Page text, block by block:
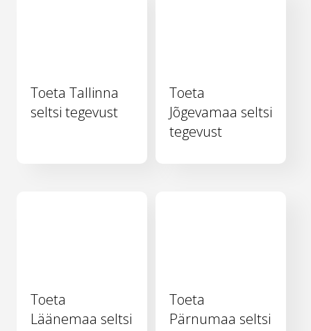
Toeta Tallinna
seltsi tegevust
Toeta
Jõgevamaa seltsi
tegevust
Toeta
Läänemaa seltsi
Toeta
Pärnumaa seltsi